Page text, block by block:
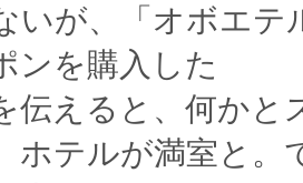
いが、「オボエテ
ンを購入した
伝えると、何かと
ホテルが満室と。